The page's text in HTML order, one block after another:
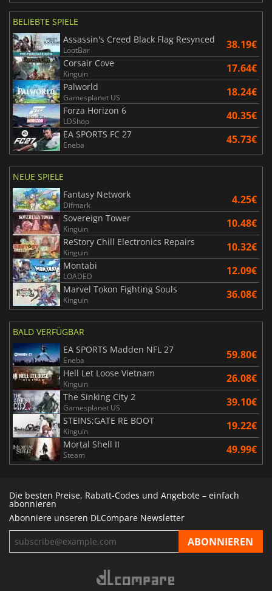
BELIEBTE SPIELE
Assassin's Creed Black Flag Resynced
LootBar 38.19€
Corsair Cove
Kinguin 17.64€
Palworld
Gamesplanet US 18.24€
Forza Horizon 6
LDShop 40.35€
EA SPORTS FC 27
Eneba 45.73€
NEUE SPIELE
Fantasy Network
Difmark 4.25€
Sovereign Tower
Kinguin 10.48€
ReStory Chill Electronics Repairs
Kinguin 10.32€
Montabi
LOADED 12.09€
Marvel Tokon Fighting Souls
Kinguin 36.08€
BALD VERFÜGBAR
EA SPORTS Madden NFL 27
Eneba 59.80€
Hell Let Loose Vietnam
Kinguin 26.08€
The Sinking City 2
Gamesplanet US 39.10€
STEINS;GATE RE BOOT
Kinguin 19.22€
Mortal Shell II
Steam 49.99€
Die besten Preise, Rabatt-Codes und Angebote – einfach
abonnieren
Abonniere unseren DLCompare Newsletter